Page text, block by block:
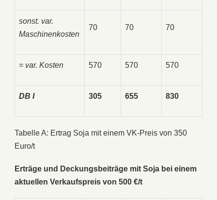
sonst. var.
Maschinenkosten
70 70 70
= var. Kosten 570 570 570
DB I 305 655 830
Tabelle A: Ertrag Soja mit einem VK-Preis von 350
Euro/t
Erträge und Deckungsbeiträge mit Soja bei einem
aktuellen Verkaufspreis von 500 €/t